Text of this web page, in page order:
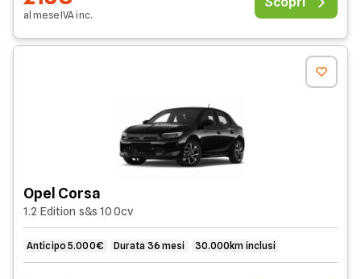
al meseIVAinc.
Opel Corsa
1.2 Edition s&s 100cv
Anticipo 5.000€ Durata 36 mesi 30.000km inclusi